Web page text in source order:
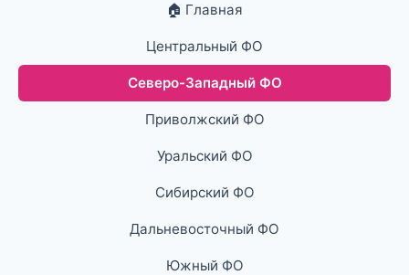
🏠 Главная
Центральный ФО
Северо-Западный ФО
Приволжский ФО
Уральский ФО
Сибирский ФО
Дальневосточный ФО
Южный ФО